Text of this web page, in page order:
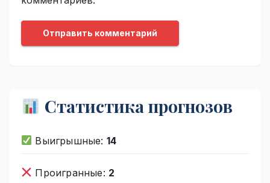
Статистика прогнозов
Выигрышные: 14
Проигранные: 2